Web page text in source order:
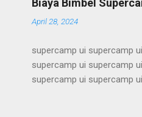
alumni ui bimbel alumni ui
Biaya Bimbel
April 28, 2024
supercamp ui supercamp
supercamp ui supercamp
supercamp ui supercamp
supercamp ui supercamp